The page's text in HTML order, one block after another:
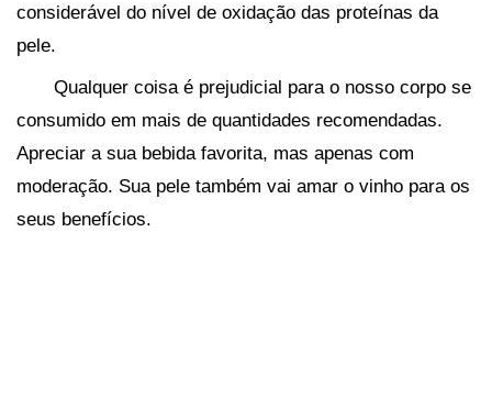
considerável do nível de oxidação das proteínas da
pele.
Qualquer coisa é prejudicial para o nosso corpo se
consumido em mais de quantidades recomendadas.
Apreciar a sua bebida favorita, mas apenas com
moderação. Sua pele também vai amar o vinho para os
seus benefícios.